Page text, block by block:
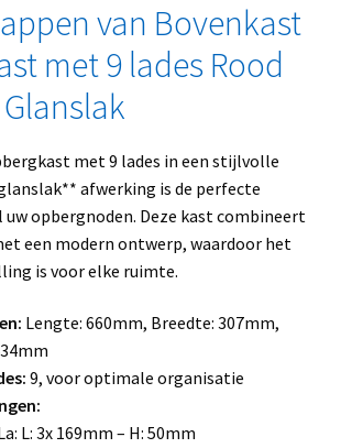
van Bovenkast
met 9 lades Rood
met 9 lades in een stijlvolle
afwerking is de perfecte
opbergnoden. Deze kast combineert
een modern ontwerp, waardoor het
is voor elke ruimte.
Lengte: 660mm, Breedte: 307mm,
9, voor optimale organisatie
L: 3x 169mm – H: 50mm